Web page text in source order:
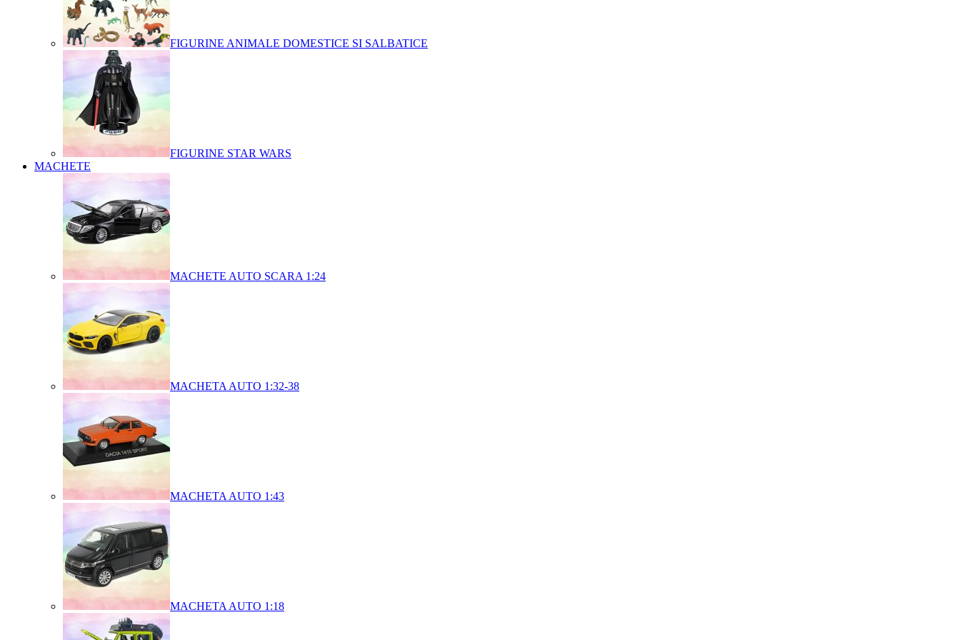
FIGURINE ANIMALE DOMESTICE SI SALBATICE
FIGURINE STAR WARS
MACHETE
MACHETE AUTO SCARA 1:24
MACHETA AUTO 1:32-38
MACHETA AUTO 1:43
MACHETA AUTO 1:18